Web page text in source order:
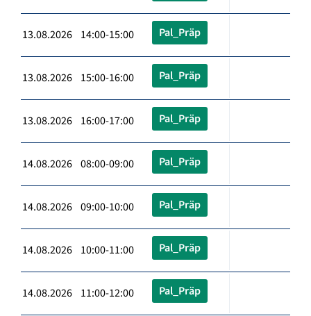
13.08.2026 14:00-15:00 Pal_Präp
13.08.2026 15:00-16:00 Pal_Präp
13.08.2026 16:00-17:00 Pal_Präp
14.08.2026 08:00-09:00 Pal_Präp
14.08.2026 09:00-10:00 Pal_Präp
14.08.2026 10:00-11:00 Pal_Präp
14.08.2026 11:00-12:00 Pal_Präp